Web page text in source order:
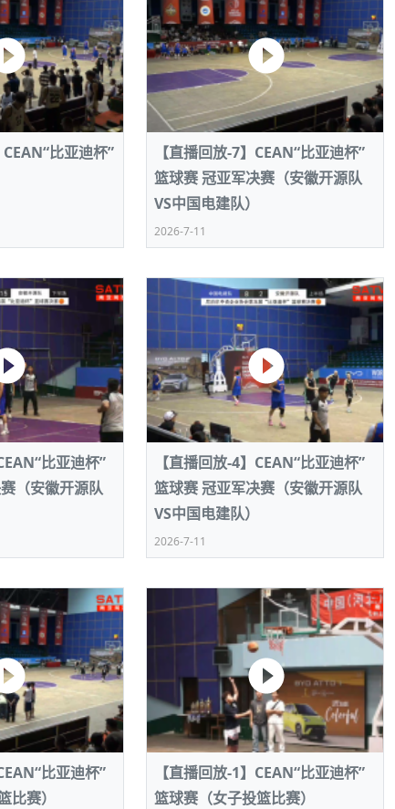
清明祭扫活
局势持续
医院暂停
民城市
中国网剧正走向“无时差”触达海外观众
短视频展示
第三届中尼媒体峰会
2026新春恭贺片
视频直播
直播回放
社会各界代表以及
外交人员，累计
，现场气氛隆重而
业界交流座谈会于7月23日在尼泊尔首都
加德满都顺利举行。
CEAN“比亚迪杯”
【直播回放-7】CEAN“比亚迪杯”
篮球赛 冠亚军决赛（安徽开源队
VS中国电建队）
2026-7-11
比亚迪杯”
（安徽开源队
【直播回放-4】CEAN“比亚迪杯”
篮球赛 冠亚军决赛（安徽开源队
VS中国电建队）
2026-7-11
比亚迪杯”
比赛）
【直播回放-1】CEAN“比亚迪杯”
篮球赛（女子投篮比赛）